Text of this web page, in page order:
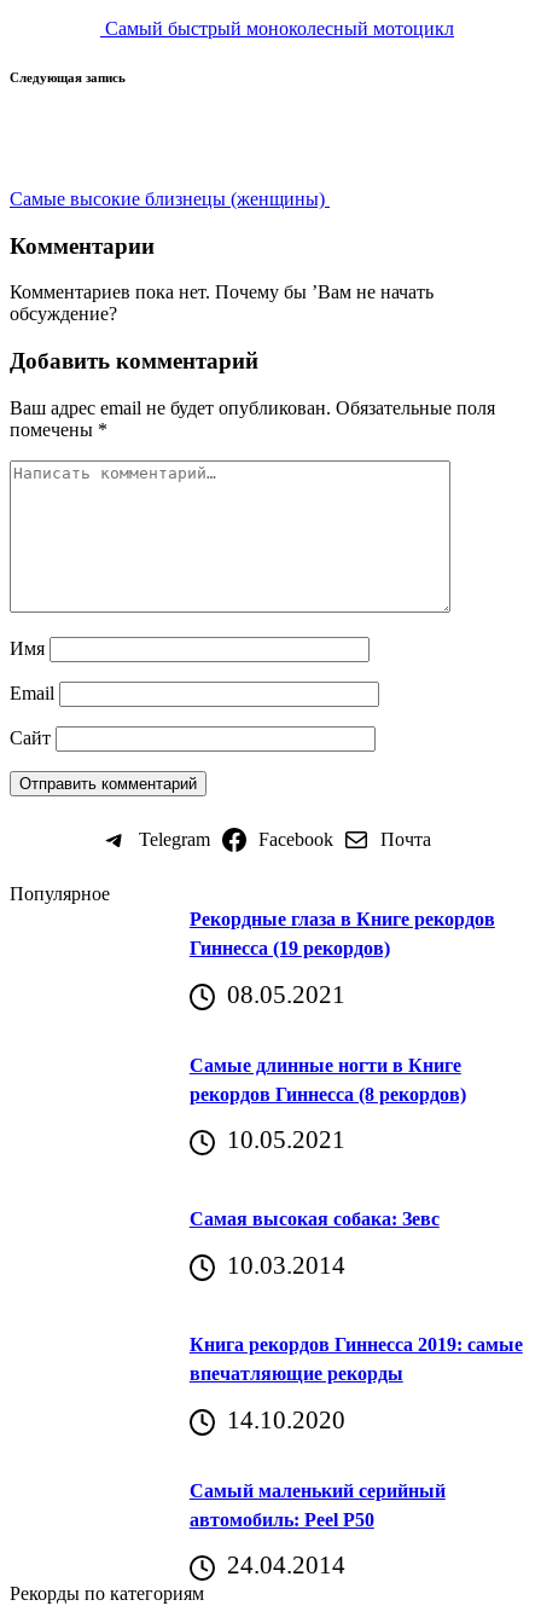
Самый быстрый моноколесный мотоцикл
Следующая запись
Самые высокие близнецы (женщины)
Комментарии
Комментариев пока нет. Почему бы ’Вам не начать
обсуждение?
Добавить комментарий
Ваш адрес email не будет опубликован. Обязательные поля
помечены *
Имя
Email
Сайт
Telegram Facebook Почта
Популярное
Рекордные глаза в Книге рекордов
Гиннесса (19 рекордов)
08.05.2021
Самые длинные ногти в Книге
рекордов Гиннесса (8 рекордов)
10.05.2021
Самая высокая собака: Зевс
10.03.2014
Книга рекордов Гиннесса 2019: самые
впечатляющие рекорды
14.10.2020
Самый маленький серийный
автомобиль: Peel P50
24.04.2014
Рекорды по категориям